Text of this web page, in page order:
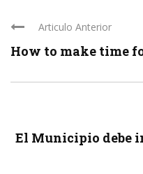
Articulo Anterior
How to make time
El Municipio debe